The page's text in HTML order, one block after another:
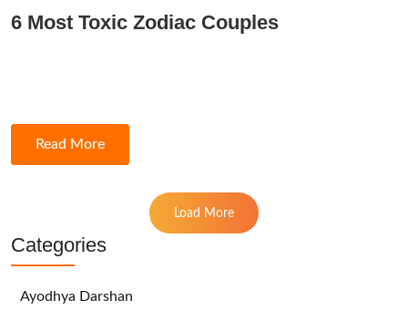
6 Most Toxic Zodiac Couples
Read More
Load More
Categories
Ayodhya Darshan